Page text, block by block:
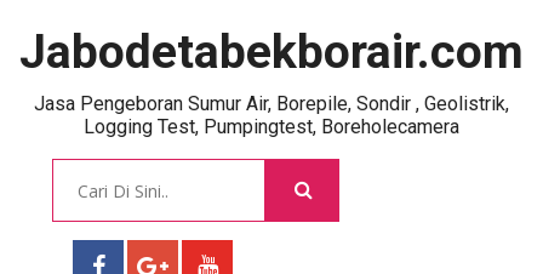
Jabodetabekborair.com
Jasa Pengeboran Sumur Air, Borepile, Sondir , Geolistrik,
Logging Test, Pumpingtest, Boreholecamera